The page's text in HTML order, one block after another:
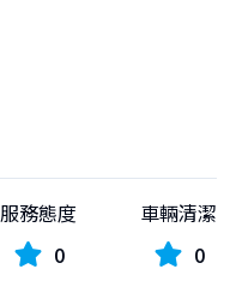
服務態度
0
車輛清潔
0